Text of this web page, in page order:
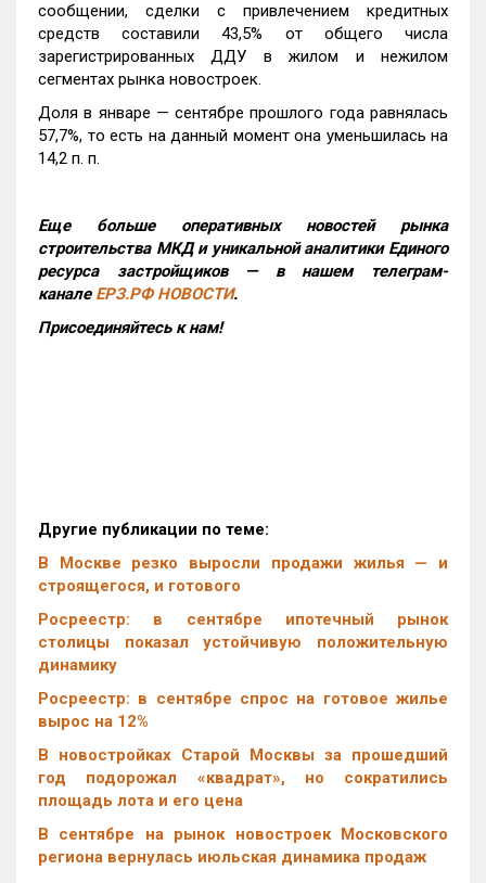
сообщении, сделки с привлечением кредитных
средств составили 43,5% от общего числа
зарегистрированных ДДУ в жилом и нежилом
сегментах рынка новостроек.
Доля в январе — сентябре прошлого года равнялась
57,7%, то есть на данный момент она уменьшилась на
14,2 п. п.
Еще больше оперативных новостей рынка
строительства МКД и уникальной аналитики Единого
ресурса застройщиков — в нашем телеграм-
канале ЕРЗ.РФ НОВОСТИ.
Присоединяйтесь к нам!
Другие публикации по теме:
В Москве резко выросли продажи жилья — и
строящегося, и готового
Росреестр: в сентябре ипотечный рынок
столицы показал устойчивую положительную
динамику
Росреестр: в сентябре спрос на готовое жилье
вырос на 12%
В новостройках Старой Москвы за прошедший
год подорожал «квадрат», но сократились
площадь лота и его цена
В сентябре на рынок новостроек Московского
региона вернулась июльская динамика продаж